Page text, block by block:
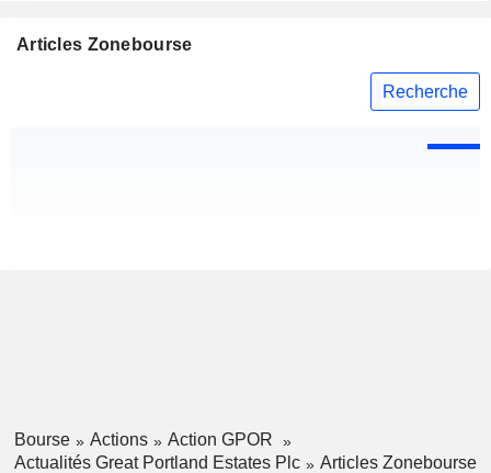
Articles Zonebourse
Recherche
Bourse Actions
Action GPOR
Actualités Great Portland Estates Plc
Articles Zonebourse